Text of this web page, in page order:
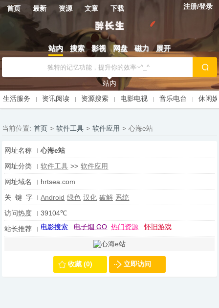
首页 最新 资源 文章 下载 注册/登录
站内 搜索 影视 网盘 磁力 展开
站内
生活服务
资讯阅读 资源搜索 电影电视 音乐电台 休闲
当前位置: 首页 > 软件工具 > 软件应用 > 心海e站
网址名称
心海e站
网址分类
软件工具 >> 软件应用
网址域名
hrtsea.com
关 键 字
Android 绿色 汉化 破解 系统
访问热度
39104℃
站长推荐
电影搜索 电子烟 GO 热门资源 怀旧游戏
收藏 (0) 立即访问